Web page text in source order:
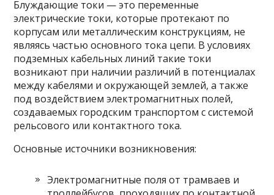
Блуждающие токи — это переменные
электрические токи, которые протекают по
корпусам или металлическим конструкциям, не
являясь частью основного тока цепи. В условиях
подземных кабельных линий такие токи
возникают при наличии различий в потенциалах
между кабелями и окружающей землей, а также
под воздействием электромагнитных полей,
создаваемых городским транспортом с системой
рельсового или контактного тока.
Основные источники возникновения:
Электромагнитные поля от трамваев и